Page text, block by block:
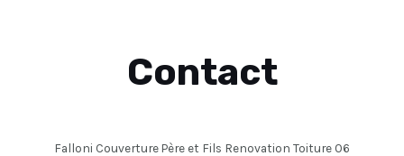
Contact
Falloni Couverture Père et Fils Renovation Toiture 06